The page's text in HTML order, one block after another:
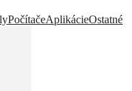
PočítačeAplikácieOstatné